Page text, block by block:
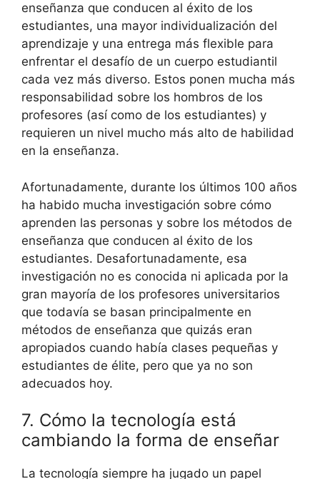
enseñanza que conducen al éxito de los
estudiantes, una mayor individualización del
aprendizaje y una entrega más flexible para
enfrentar el desafío de un cuerpo estudiantil
cada vez más diverso. Estos ponen mucha más
responsabilidad sobre los hombros de los
profesores (así como de los estudiantes) y
requieren un nivel mucho más alto de habilidad
en la enseñanza.
Afortunadamente, durante los últimos 100 años
ha habido mucha investigación sobre cómo
aprenden las personas y sobre los métodos de
enseñanza que conducen al éxito de los
estudiantes. Desafortunadamente, esa
investigación no es conocida ni aplicada por la
gran mayoría de los profesores universitarios
que todavía se basan principalmente en
métodos de enseñanza que quizás eran
apropiados cuando había clases pequeñas y
estudiantes de élite, pero que ya no son
adecuados hoy.
7. Cómo la tecnología está
cambiando la forma de enseñar
La tecnología siempre ha jugado un papel